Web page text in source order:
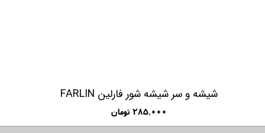
شیشه و سر شیشه شور فارلین FARLIN
۲۸۵,۰۰۰ تومان